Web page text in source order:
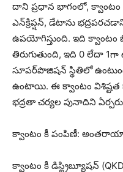
దాని ప్రధాన భాగంలో, క్వాంటం
ఎన్‌క్రిప్షన్, డేటాను
ఉపయోగిస్తుంది. ఇది క్వాంటం
తిరుగుతుంది, ఇది 0 లేదా
సూపర్‌పొజిషన్ స్థితిలో
ఉంటాయి. ఈ క్వాంటం విశిష్టత
భద్రతా చర్యల పునాదిని
క్వాంటం కీ పంపిణీ:
క్వాంటం కీ డిస్ట్రిబ్యూషన్